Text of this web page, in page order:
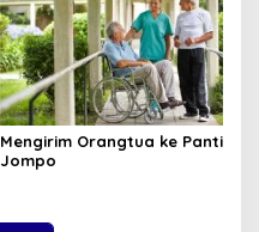
Mengirim Orangtua ke Panti
Jompo